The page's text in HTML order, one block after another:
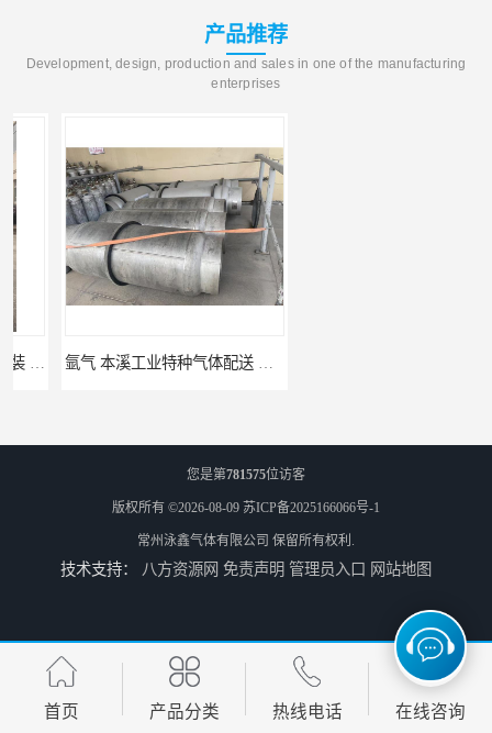
产品推荐
Development, design, production and sales in one of the manufacturing
enterprises
氩气 本溪工业特种气体配送 工业气体
高纯氦气_盐城环氧乙烷配送_泳鑫气体 工业气体_无锡环氧乙烷供应_泳鑫气体
您是第781575位访客
版权所有 ©2026-08-09 苏ICP备2025166066号-1
常州泳鑫气体有限公司 保留所有权利.
技术支持： 八方资源网 免责声明 管理员入口 网站地图
首页 产品分类 热线电话 在线咨询